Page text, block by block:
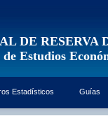
DE RESERVA
Estudios
Estadísticos Guías